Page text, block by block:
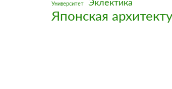
Университет Эклектика
Японская